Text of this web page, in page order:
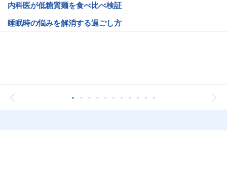
内科医が低糖質麺を食べ比べ検証
睡眠時の悩みを解消する過ごし方